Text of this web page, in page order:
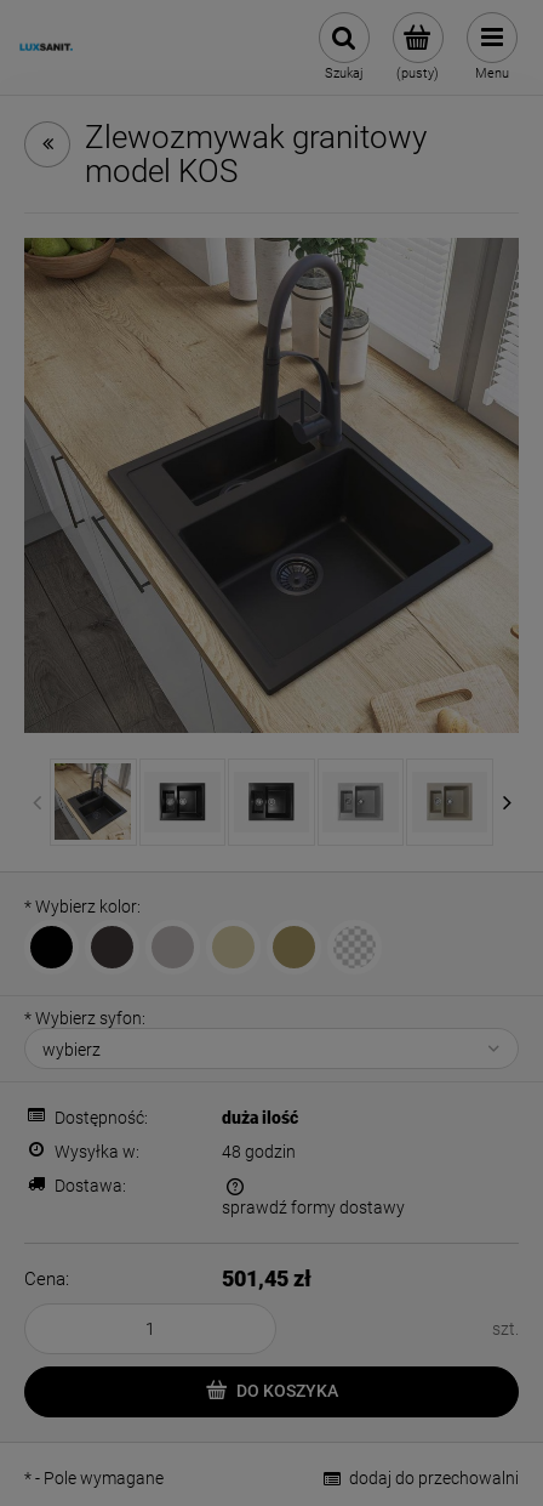
(pusty)
Szukaj Menu
Zlewozmywak granitowy
model KOS
*Wybierz kolor:
*Wybierz syfon:
Dostępność:
duża ilość
Wysyłka w:
48 godzin
Dostawa:
Cena nie zawiera ewentualnych kosztów płatności
sprawdź formy dostawy
Cena: 501,45 zł
szt.
DO KOSZYKA
dodaj do przechowalni
*- Pole wymagane